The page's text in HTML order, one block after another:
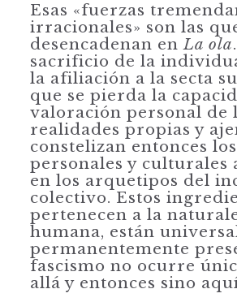
Esas «fuerzas
irracionales» son las
desencadenan enLa ola
sacrificio de la
la afiliación a la secta
que se pierda la
valoración personal de
realidades propias y
constelizan entonces
personales y culturales
en los arquetipos del
colectivo. Estos
pertenecen a la
humana, están
permanentemente
fascismo no ocurre
allá y entonces sino